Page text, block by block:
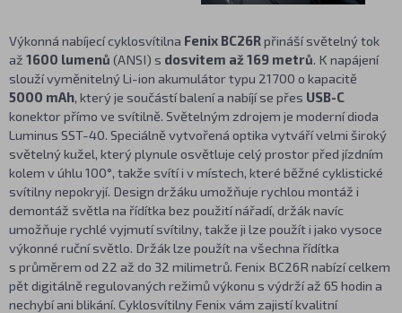
Výkonná nabíjecí cyklosvítilna Fenix BC26Rpřináší světelný tok
až 1600 lumenů (ANSI) s dosvitem až 169 metrů. K napájení
slouží vyměnitelný Li-ion akumulátor typu 21700 o kapacitě
5000 mAh, který je součástí balení a nabíjí se přes USB-C
konektor přímo ve svítilně. Světelným zdrojem je moderní dioda
Luminus SST-40. Speciálně vytvořená optika vytváří velmi široký
světelný kužel, který plynule osvětluje celý prostor před jízdním
kolem v úhlu 100°, takže svítí i v místech, které běžné cyklistické
svítilny nepokryjí. Design držáku umožňuje rychlou montáž i
demontáž světla na řídítka bez použití nářadí, držák navíc
umožňuje rychlé vyjmutí svítilny, takže ji lze použít i jako vysoce
výkonné ruční světlo. Držák lze použít na všechna řídítka
s průměrem od 22 až do 32 milimetrů. Fenix BC26R nabízí celkem
pět digitálně regulovaných režimů výkonu s výdrží až 65 hodin a
nechybí ani blikání. Cyklosvítilny Fenix vám zajistí kvalitní